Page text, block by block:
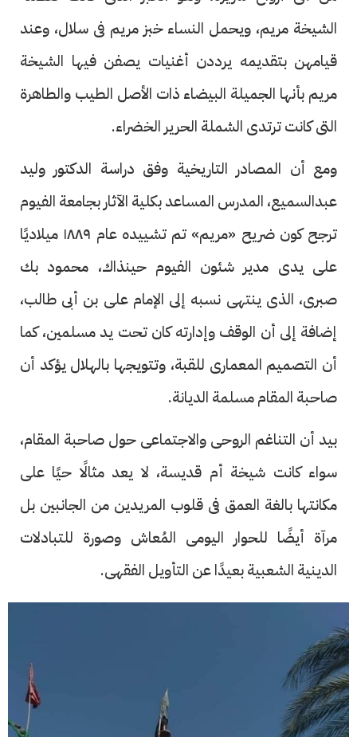
الشيخة مريم، ويحمل النساء خبز مريم فى سلال، وعند
قيامهن بتقديمه يرددن أغنيات يصفن فيها الشيخة
مريم بأنها الجميلة البيضاء ذات الأصل الطيب والطاهرة
التى كانت ترتدى الشملة الحرير الخضراء.
ومع أن المصادر التاريخية وفق دراسة الدكتور وليد
عبدالسميع، المدرس المساعد بكلية الآثار بجامعة الفيوم
ترجح كون ضريح «مريم» تم تشييده عام ١٨٨٩ ميلاديًا
على يدى مدير شئون الفيوم حينذاك، محمود بك
صبرى، الذى ينتهى نسبه إلى الإمام على بن أبى طالب،
إضافة إلى أن الوقف وإدارته كان تحت يد مسلمين، كما
أن التصميم المعمارى للقبة، وتتويجها بالهلال يؤكد أن
صاحبة المقام مسلمة الديانة.
بيد أن التناغم الروحى والاجتماعى حول صاحبة المقام،
سواء كانت شيخة أم قديسة، لا يعد مثالًا حيًا على
مكانتها بالغة العمق فى قلوب المريدين من الجانبين بل
مرآة أيضًا للحوار اليومى المُعاش وصورة للتبادلات
الدينية الشعبية بعيدًا عن التأويل الفقهى.